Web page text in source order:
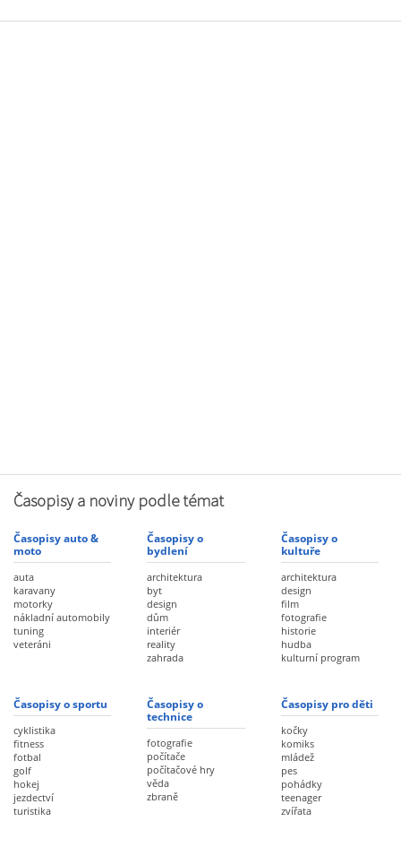
Časopisy a noviny podle témat
Časopisy auto &
moto
auta
karavany
motorky
nákladní automobily
tuning
veteráni
Časopisy o
bydlení
architektura
byt
design
dům
interiér
reality
zahrada
Časopisy o
kultuře
architektura
design
film
fotografie
historie
hudba
kulturní program
Časopisy o sportu
cyklistika
fitness
fotbal
golf
hokej
jezdectví
turistika
Časopisy o
technice
fotografie
počítače
počítačové hry
věda
zbraně
Časopisy pro děti
kočky
komiks
mládež
pes
pohádky
teenager
zvířata